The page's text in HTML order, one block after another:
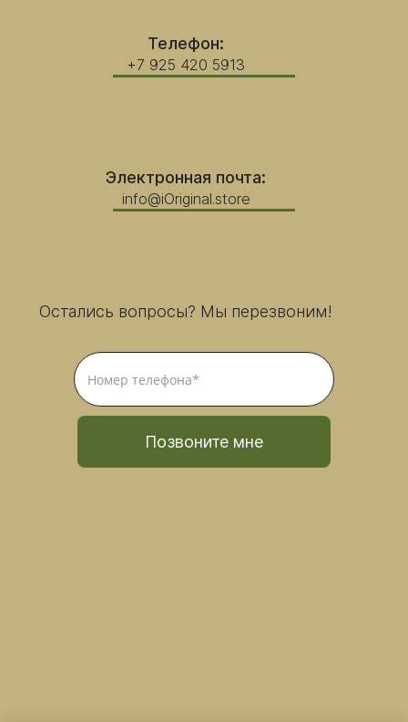
Телефон:
+7 925 420 5913
Электронная почта:
info@iOriginal.store
Остались вопросы? Мы перезвоним!
Позвоните мне